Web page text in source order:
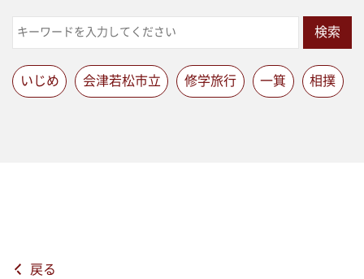
検索
いじめ 会津若松市立 修学旅行 一箕 相撲
戻る